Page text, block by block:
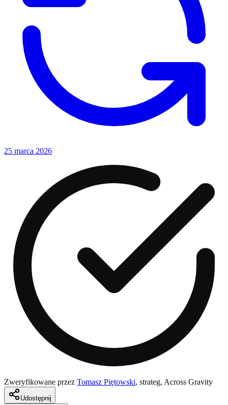
25 marca 2026
Zweryfikowane przez Tomasz Piętowski, strateg, Across Gravity
Udostępnij